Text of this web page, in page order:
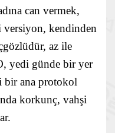
can vermek,
kendinden
az ile
yedi günde bir yer
bir ana protokol
korkunç, vahşi